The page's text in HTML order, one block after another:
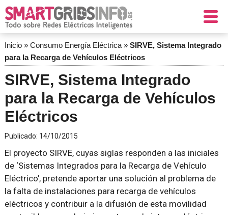
Inicio» Consumo Energía Eléctrica» SIRVE, Sistema Integrado
para la Recarga de Vehículos Eléctricos
SIRVE, Sistema Integrado
para la Recarga de Vehículos
Eléctricos
Publicado: 14/10/2015
El proyecto SIRVE, cuyas siglas responden a las iniciales
de ‘Sistemas Integrados para la Recarga de Vehículo
Eléctrico’, pretende aportar una solución al problema de
la falta de instalaciones para recarga de vehículos
eléctricos y contribuir a la difusión de esta movilidad